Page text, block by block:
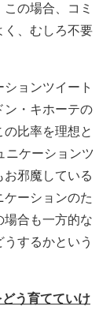
の場合、コミ
く、むしろ不要
ョンツイート
ン・キホーテの
比率を理想と
ニケーションツ
邪魔している
ケーションのた
場合も一方的な
するかという
う育てていけ